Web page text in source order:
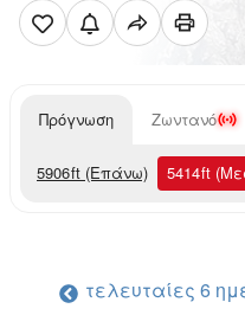
Πρόγνωση Ζωντανό
5906ft (Επάνω) 5414ft
τελευταίες 6